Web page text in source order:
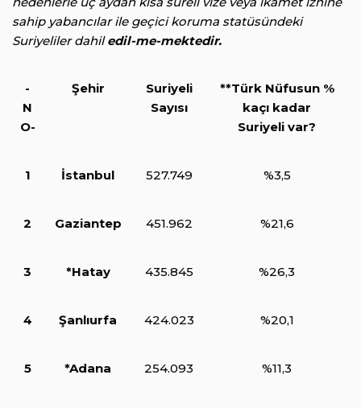
sahip yabancılar ile geçici koruma statüsündeki
Suriyeliler dahiledil-me-mektedir.
-
N
O-
Şehir
Suriyeli
Sayısı
**Türk Nüfusun %
kaçı kadar
Suriyeli var?
1 İstanbul 527.749 %3,5
2 Gaziantep 451.962 %21,6
3 *Hatay 435.845 %26,3
4 Şanlıurfa 424.023 %20,1
5 *Adana 254.093 %11,3